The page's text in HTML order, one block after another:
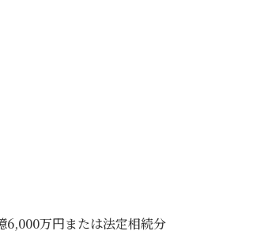
6,000万円または法定相続分